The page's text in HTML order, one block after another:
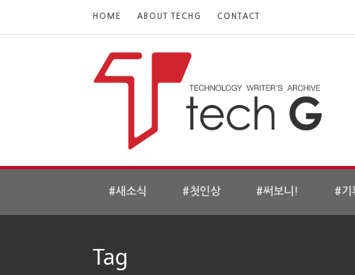
HOME ABOUT TECHG CONTACT
#새소식 #첫인상 #써보니! #기
Tag